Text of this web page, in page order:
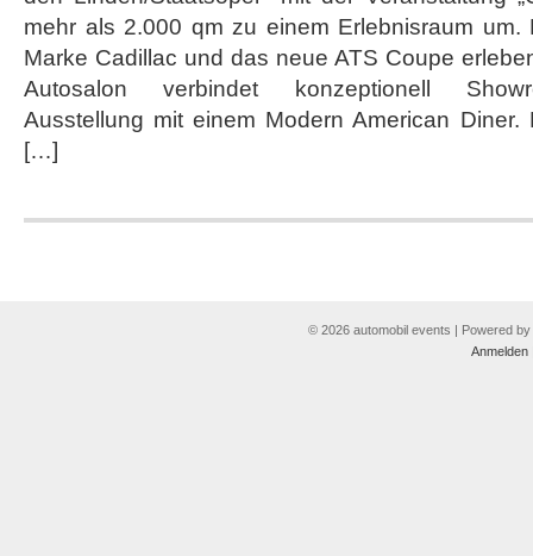
mehr als 2.000 qm zu einem Erlebnisraum um.
Marke Cadillac und das neue ATS Coupe
Autosalon verbindet konzeptionell
Ausstellung mit einem Modern American
[…]
© 2026 automobil events | Powered by
Anmelden|